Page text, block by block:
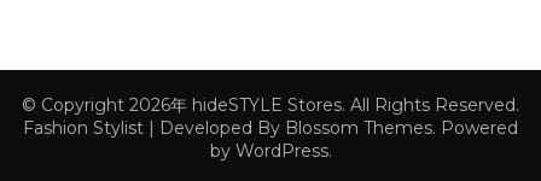
© Copyright 2026年 hideSTYLE Stores. All Rights Reserved.
Fashion Stylist | Developed By Blossom Themes. Powered
by WordPress.